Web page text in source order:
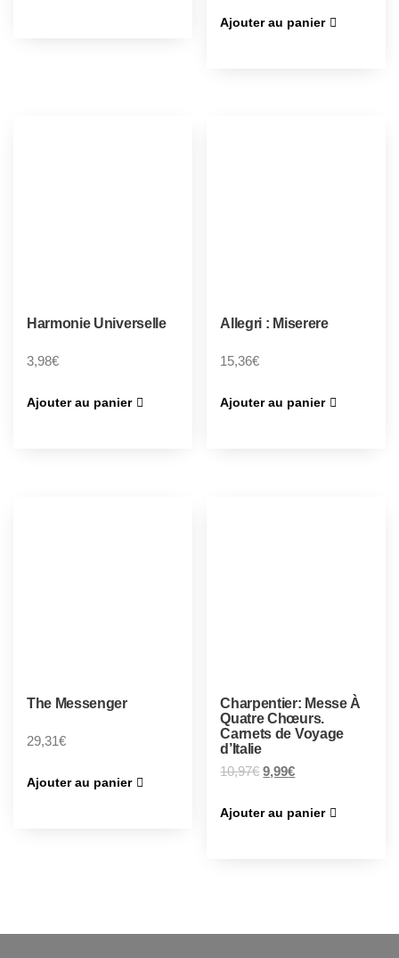
Ajouter au panier
Harmonie Universelle
3,98€
Ajouter au panier
Allegri : Miserere
15,36€
Ajouter au panier
The Messenger
29,31€
Ajouter au panier
Charpentier: Messe À
Quatre Chœurs.
Carnets de Voyage
d’Italie
10,97€ 9,99€
Ajouter au panier